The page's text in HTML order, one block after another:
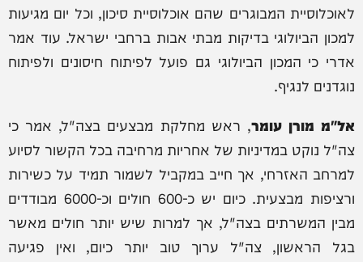
לאוכלוסיית המבוגרים שהם אוכלוסיית סיכון, וכל יום מגיעות
למכון הביולוגי בדיקות מבתי אבות ברחבי ישראל. עוד אמר
אדרי כי המכון הביולוגי גם פועל לפיתוח חיסונים ולפיתוח
נוגדנים לנגיף.
אל"מ מורן עומר, ראש מחלקת מבצעים בצה"ל, אמר כי
צה"ל נוקט במדיניות של אחריות מרחיבה בכל הקשור לסיוע
למרחב האזרחי, אך חייב במקביל לשמור תמיד על כשירות
ורציפות מבצעית. כיום יש כ-600 חולים וכ-6000 מבודדים
מבין המשרתים בצה"ל, אך למרות שיש יותר חולים מאשר
בגל הראשון, צה"ל ערוך טוב יותר כיום, ואין פגיעה